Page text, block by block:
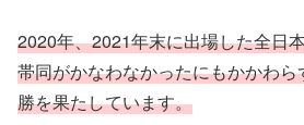
2020年、2021年末に出場した全日
帯同がかなわなかったにもかかわ
勝を果たしています。